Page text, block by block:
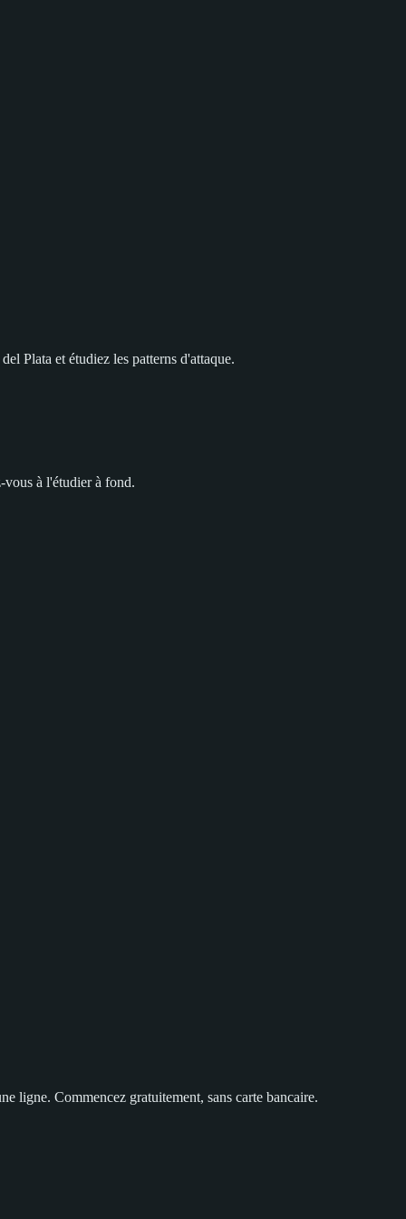
Plata et étudiez les patterns d'attaque.
vous à l'étudier à fond.
ligne. Commencez gratuitement, sans carte bancaire.